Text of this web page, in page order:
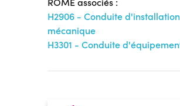
H2906 - Conduite
mécanique
H3301 - Conduite